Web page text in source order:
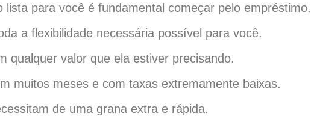
para você é fundamental começar pelo empréstimo.
a flexibilidade necessária possível para você.
qualquer valor que ela estiver precisando.
muitos meses e com taxas extremamente baixas.
de uma grana extra e rápida.